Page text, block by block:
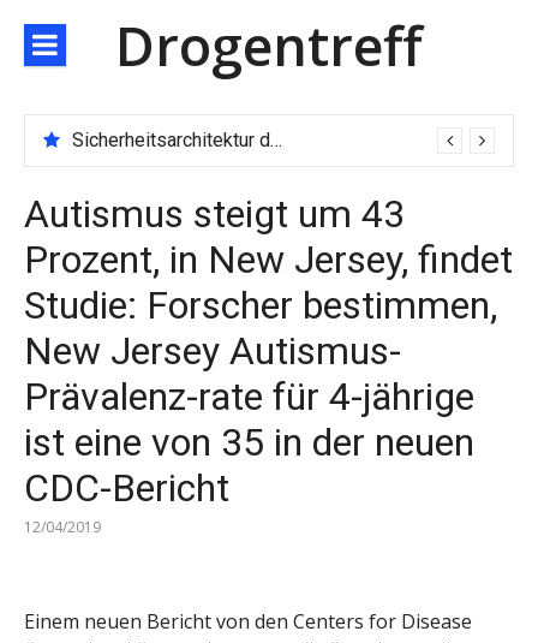
zum
Inhalt
Drogentreff
Sicherheitsarchitektur der nächsten Generation: JARXE kombiniert Multi-Wallet und MPC als Schutzschild für digitales Vertrauen
Autismus steigt um 43
Prozent, in New Jersey, findet
Studie: Forscher bestimmen,
New Jersey Autismus-
Prävalenz-rate für 4-jährige
ist eine von 35 in der neuen
CDC-Bericht
12/04/2019
Einem neuen Bericht von den Centers for Disease